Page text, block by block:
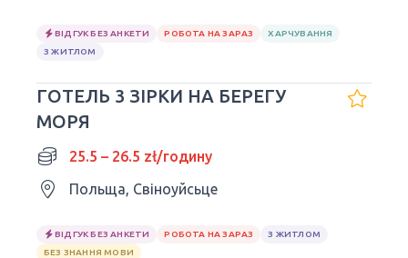
ВІДГУК БЕЗ АНКЕТИ РОБОТА НА ЗАРАЗ
ХАРЧУВАННЯ
З ЖИТЛОМ
ГОТЕЛЬ 3 ЗІРКИ НА БЕРЕГУ
МОРЯ
25.5 – 26.5 zł/годину
Польща, Свіноуйсьце
ВІДГУК БЕЗ АНКЕТИ РОБОТА НА ЗАРАЗ
З ЖИТЛОМ
БЕЗ ЗНАННЯ МОВИ